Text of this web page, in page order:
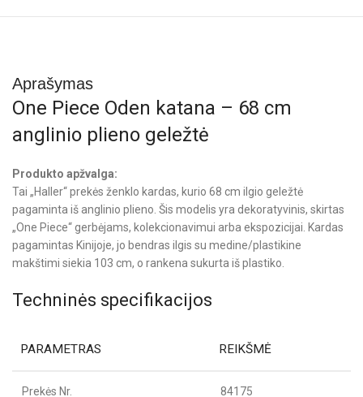
Aprašymas
One Piece Oden katana – 68 cm
anglinio plieno geležtė
Produkto apžvalga:
Tai „Haller“ prekės ženklo kardas, kurio 68 cm ilgio geležtė
pagaminta iš anglinio plieno. Šis modelis yra dekoratyvinis, skirtas
„One Piece“ gerbėjams, kolekcionavimui arba ekspozicijai. Kardas
pagamintas Kinijoje, jo bendras ilgis su medine/plastikine
makštimi siekia 103 cm, o rankena sukurta iš plastiko.
Techninės specifikacijos
PARAMETRAS REIKŠMĖ
Prekės Nr. 84175